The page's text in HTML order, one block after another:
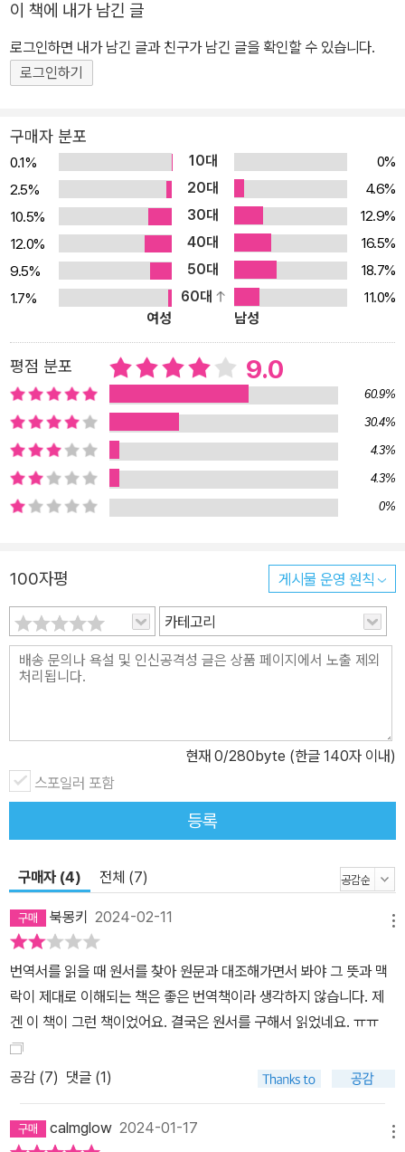
여러 지각변동을 일으켰으며 딥 러닝이라는 혁신의 주역이었다. 알파
고 개발 이후 구글에서 AI 제품 관리 부서의 부사장으로 일하면서 그
의 팀과 함께 세계에서 가장 강력한 대화용 AI 시스템인 람다(LaMD
업의 미래를 전망하고 이로 인해 무엇이, 어떻게 바뀔 것인지 예측한
뜨거워지고 있다. “지금 우리에게 가장 중요한 책, 놀랍도록 매혹적이
다”(유발 하라리), “전대미문의 시기를 항해하기 위한 최고의 안내
서”(빌 게이츠), “미래에서 보내온 강력한 경고, 단 한 페이지도 외면
할 수 없다.”(누리엘 루비니), “머지않아 몰아칠 파도에 대한 선명한
예보, 경외심마저 불러일으킨다”(알랭 드 보통) 등 분야를 가리지 않
고 전 세계의 석학들이 책에 찬사를 던지고 있음이 이를 증명한다. AI
적 미래 전망 “폭발적으로 발전하는 AI와 신기술은 인류를 어디로 이
끌고 있는가?” “우리는 이 놀라운 기술을 과연 어디까지 통제하고 억
제할 수 있는가?” 저자 무스타파 술레이만은 이 책을 통해 AI의 발전
이 가까운 미래, 인류에 대한 새로운 정의를 내릴 것이라고 말한다. 그
는 불과 바퀴, 전기의 발명이 인류 역사의 궤적을 완전히 바꾸었듯이
AI가 그러한 역할을 하게 되고, 이로 인해 우리는 인류라는 종의 역사
징으로 비대칭성, 초진화성, 만능성, 자율성을 들면서 특히 만능성, 즉
옴니유즈(omni-use technology)라 명명한 어디에나 쓸 수 있는
범용성을 강조한다. AI는 ‘새로운 전기’이며 우리의 일상생활 깊숙이
침투해 로봇, 생물학, 화학 등 다양한 분야와 결합해 해당 산업의 발전
을 이끌 것이라고 예측한다. 또한 양자 컴퓨팅과 같은 분야가 AI의 발
고 광범위하에 발전하고 기존에 존재하지 않던 새로운 생물을 만들거
나 관련 기능을 변형하는 합성 생물학이 함께 발전하면서 인간에 대
한 정의를 새롭게 내리게 된다는 것이다. 피할 수 없는 미래, 억제가
가능해야 한다 저자가 우려하는 부분은 이러한 미래, 피할 수 없는 변
들은 물론 전 세계의 국가는 과거와 다름없이 사활을 걸고 AI 기술 개
발에 나설 수밖에 없다. 문제는 핵 무기와 달리 AI 기술은 범용적이고
도 다양한 측면에서 활용할 수 있기 때문에 전통적인 방식으로는 규
제에 실패할 것이라는 데 있다. 저자는 과거 신기술에 반대했던 러다
이트 운동의 실패를 예로 들면서 AI 기술도 이와 같을 것이라 말하고
있다. 그는 AI 기술을 정부와 사회가 적절하게 관리하기 위해서는 반
스, 지배구조, 그리고 억제할 수 있는 기술들을 다각도로 모색하고 갖
래를 바꿀 수도 있다는 우려와 함께 적절하게 통제하고 억제할 수 있
이 책에 내가 남긴 글
로그인하면 내가 남긴 글과 친구가 남긴 글을 확인할 수 있습니다.
로그인하기
구매자 분포
0.1% 10대
0%
2.5%
20대
4.6%
10.5%
30대
12.9%
12.0%
40대
16.5%
9.5%
50대
18.7%
1.7%
60대
11.0%
여성
남성
평점 분포 9.0
60.9%
30.4%
4.3%
4.3%
0%
100자평 게시물 운영 원칙
카테고리
현재 0/280byte (한글 140자 이내)
스포일러 포함
등록
구매자 (4) 전체 (7)
북몽키 2024-02-11
번역서를 읽을 때 원서를 찾아 원문과 대조해가면서 봐야 그 뜻과 맥
락이 제대로 이해되는 책은 좋은 번역책이라 생각하지 않습니다. 제
겐 이 책이 그런 책이었어요. 결국은 원서를 구해서 읽었네요. ㅠㅠ
공감 (7) 댓글 (1)
calmglow 2024-01-17